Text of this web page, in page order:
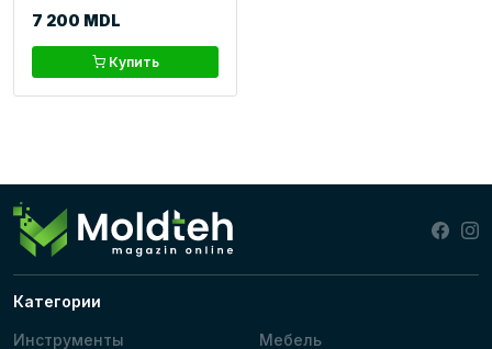
7 200 MDL
Купить
Категории
Инструменты
Мебель